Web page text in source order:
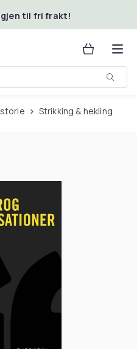
til fri frakt!
Strikking & hekling